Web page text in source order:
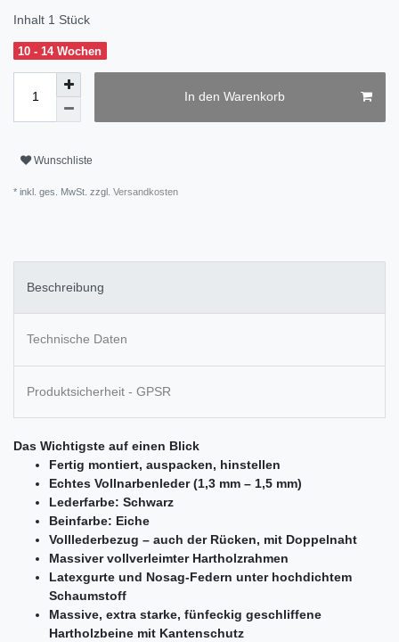
Inhalt 1 Stück
10 - 14 Wochen
In den Warenkorb
Wunschliste
* inkl. ges. MwSt. zzgl. Versandkosten
Beschreibung
Technische Daten
Produktsicherheit - GPSR
Das Wichtigste auf einen Blick
Fertig montiert, auspacken, hinstellen
Echtes Vollnarbenleder (1,3 mm – 1,5 mm)
Lederfarbe: Schwarz
Beinfarbe: Eiche
Volllederbezug – auch der Rücken, mit Doppelnaht
Massiver vollverleimter Hartholzrahmen
Latexgurte und Nosag-Federn unter hochdichtem
Schaumstoff
Massive, extra starke, fünfeckig geschliffene
Hartholzbeine mit Kantenschutz